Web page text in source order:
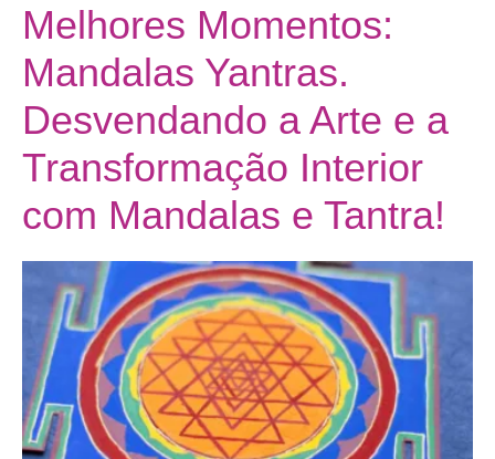
Melhores Momentos:
Mandalas Yantras.
Desvendando a Arte e a
Transformação Interior
com Mandalas e Tantra!